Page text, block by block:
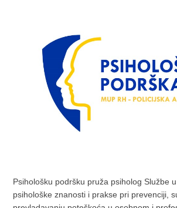
Psihološku podršku pruža psiholog Službe
psihološke znanosti i prakse pri prevenciji,